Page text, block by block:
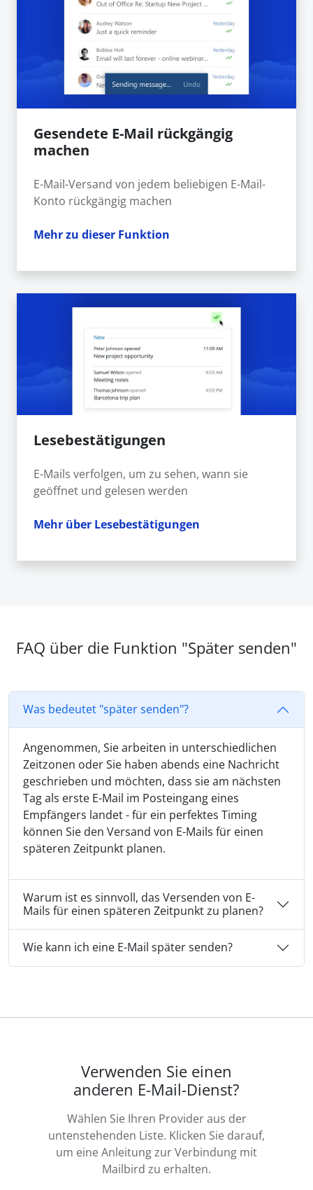
Gesendete E-Mail rückgängig
machen
E-Mail-Versand von jedem beliebigen E-Mail-
Konto rückgängig machen
Mehr zu dieser Funktion
Lesebestätigungen
E-Mails verfolgen, um zu sehen, wann sie
geöffnet und gelesen werden
Mehr über Lesebestätigungen
FAQ über die Funktion "Später senden"
Was bedeutet "später senden"?
Angenommen, Sie arbeiten in unterschiedlichen
Zeitzonen oder Sie haben abends eine Nachricht
geschrieben und möchten, dass sie am nächsten
Tag als erste E-Mail im Posteingang eines
Empfängers landet - für ein perfektes Timing
können Sie den Versand von E-Mails für einen
späteren Zeitpunkt planen.
Warum ist es sinnvoll, das Versenden von E-
Mails für einen späteren Zeitpunkt zu planen?
Wie kann ich eine E-Mail später senden?
Verwenden Sie einen
anderen E-Mail-Dienst?
Wählen Sie Ihren Provider aus der
untenstehenden Liste. Klicken Sie darauf,
um eine Anleitung zur Verbindung mit
Mailbird zu erhalten.